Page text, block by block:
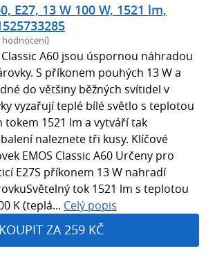
E27, 13 W 100 W, 1521 lm,
hodnocení)
Classic A60 jsou úspornou náhradou
S příkonem pouhých 13 W a
do většiny běžných svítidel v
vyzařují teplé bílé světlo s teplotou
tokem 1521 lm a vytváří tak
naleznete tři kusy. Klíčové
EMOS Classic A60 Určeny pro
E27S příkonem 13 W nahradí
tok 1521 lm s teplotou
K (teplá... Celý popis
KOUPIT ZA 259 KČ